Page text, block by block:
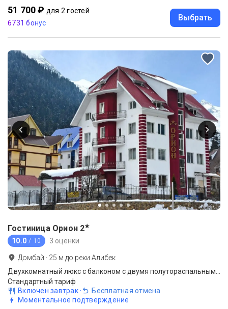
51 700 ₽ для 2 гостей
6731 бонус
Выбрать
Гостиница Орион 2★
10.0 / 10 3 оценки
Домбай · 25 м до реки Алибек
Стандартный тариф
Включен завтрак·
Бесплатная отмена
Моментальное подтверждение